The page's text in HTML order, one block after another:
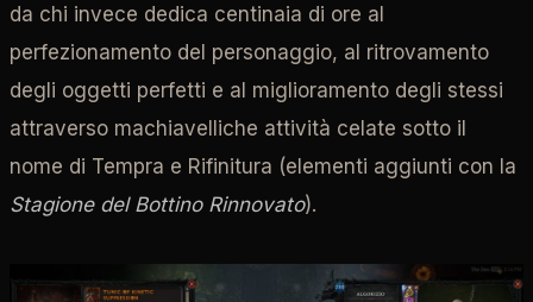
da chi invece dedica centinaia di ore al
perfezionamento del personaggio, al ritrovamento
degli oggetti perfetti e al miglioramento degli stessi
attraverso machiavelliche attività celate sotto il
nome di Tempra e Rifinitura (elementi aggiunti con la
Stagione del Bottino Rinnovato).